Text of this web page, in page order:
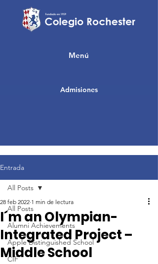
Admisiones
Menú
Entrada
All Posts
Alumni Achievements
Apple Distinguished School
CIF
All Posts
I´m an Olympian-
Integrated Project –
Middle School
28 feb 2022 1 min de lectura